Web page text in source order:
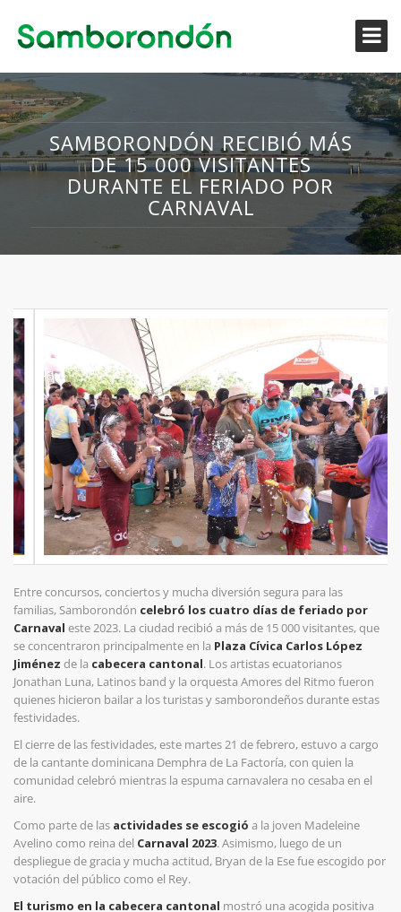
SAMBORONDÓN RECIBIÓ MÁS
DE 15 000 VISITANTES
DURANTE EL FERIADO POR
CARNAVAL
Entre concursos, conciertos y mucha diversión segura para las
familias, Samborondón celebró los cuatro días de feriado por
Carnaval este 2023. La ciudad recibió a más de 15 000 visitantes, que
se concentraron principalmente en la Plaza Cívica Carlos López
Jiménez de la cabecera cantonal. Los artistas ecuatorianos
Jonathan Luna, Latinos band y la orquesta Amores del Ritmo fueron
quienes hicieron bailar a los turistas y samborondeños durante estas
festividades.
El cierre de las festividades, este martes 21 de febrero, estuvo a cargo
de la cantante dominicana Demphra de La Factoría, con quien la
comunidad celebró mientras la espuma carnavalera no cesaba en el
aire.
Como parte de las actividades se escogió a la joven Madeleine
Avelino como reina del Carnaval 2023. Asimismo, luego de un
despliegue de gracia y mucha actitud, Bryan de la Ese fue escogido por
votación del público como el Rey.
El turismo en la cabecera cantonal mostró una acogida positiva